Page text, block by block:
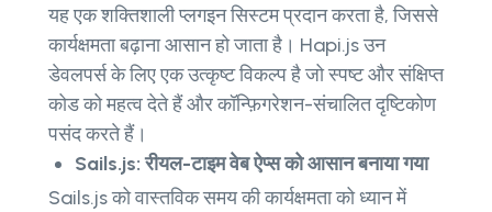
यह एक शक्तिशाली प्लगइन सिस्टम प्रदान करता है, जिससे
कार्यक्षमता बढ़ाना आसान हो जाता है। Hapi.js उन
डेवलपर्स के लिए एक उत्कृष्ट विकल्प है जो स्पष्ट और संक्षिप्त
कोड को महत्व देते हैं और कॉन्फ़िगरेशन-संचालित दृष्टिकोण
पसंद करते हैं।
Sails.js: रीयल-टाइम वेब ऐप्स को आसान बनाया गया
Sails.js को वास्तविक समय की कार्यक्षमता को ध्यान में